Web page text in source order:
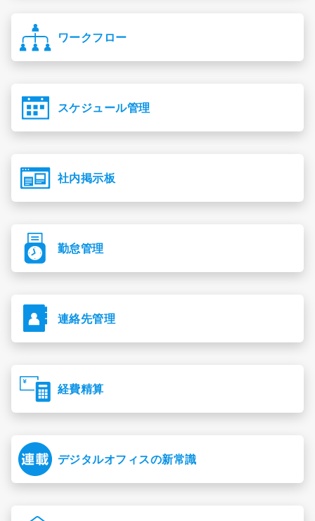
ワークフロー
スケジュール管理
社内掲示板
勤怠管理
連絡先管理
経費精算
デジタルオフィスの新常識